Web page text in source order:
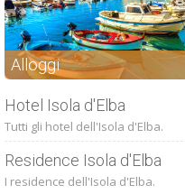
Alloggi
Hotel Isola d'Elba
Tutti gli hotel dell'Isola d'Elba.
Residence Isola d'Elba
I residence dell'Isola d'Elba.